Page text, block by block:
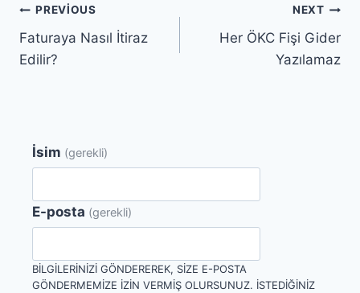
Yazı
gezinmesi
PREVIOUS
Faturaya Nasıl İtiraz
Edilir?
NEXT
Her ÖKC Fişi Gider
Yazılamaz
İsim (gerekli)
E-posta (gerekli)
BILGILERINIZI GÖNDEREREK, SIZE E-POSTA
GÖNDERMEMIZE IZIN VERMIŞ OLURSUNUZ. İSTEDIĞINIZ